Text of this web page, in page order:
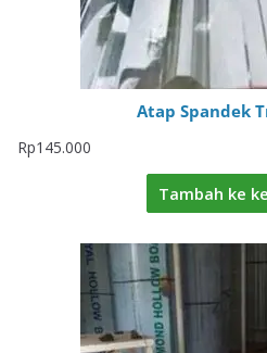
Atap Spandek
Rp145.000
Tambah ke